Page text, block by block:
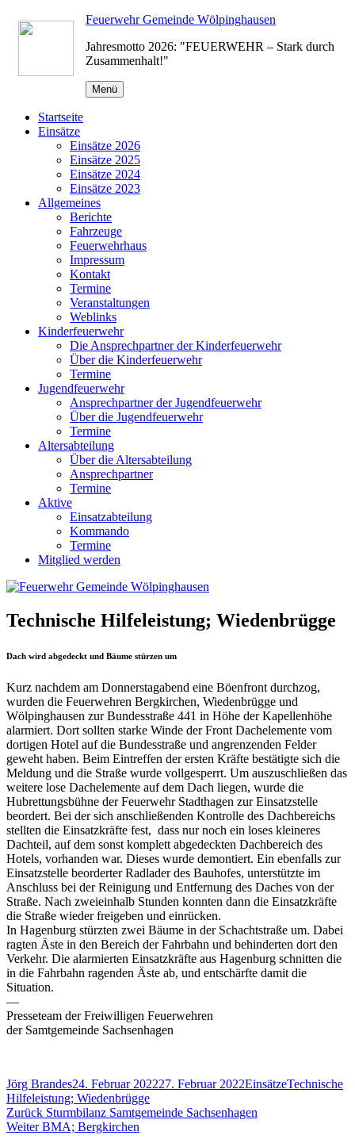
Zum
Inhalt
Feuerwehr Gemeinde Wölpinghausen
Jahresmotto 2026: "FEUERWEHR – Stark durch
Zusammenhalt!"
Menü
Startseite
Einsätze
Einsätze 2026
Einsätze 2025
Einsätze 2024
Einsätze 2023
Allgemeines
Berichte
Fahrzeuge
Feuerwehrhaus
Impressum
Kontakt
Termine
Veranstaltungen
Weblinks
Kinderfeuerwehr
Die Ansprechpartner der Kinderfeuerwehr
Über die Kinderfeuerwehr
Termine
Jugendfeuerwehr
Ansprechpartner der Jugendfeuerwehr
Über die Jugendfeuerwehr
Termine
Altersabteilung
Über die Altersabteilung
Ansprechpartner
Termine
Aktive
Einsatzabteilung
Kommando
Termine
Mitglied werden
Technische Hilfeleistung; Wiedenbrügge
Dach wird abgedeckt und Bäume stürzen um
Kurz nachdem am Donnerstagabend eine Böenfront durchzog,
wurden die Feuerwehren Bergkirchen, Wiedenbrügge und
Wölpinghausen zur Bundesstraße 441 in Höhe der Kapellenhöhe
alarmiert. Dort sollten starke Winde der Front Dachelemente vom
dortigen Hotel auf die Bundesstraße und angrenzenden Felder
geweht haben. Beim Eintreffen der ersten Kräfte bestätigte sich die
Meldung und die Straße wurde vollgesperrt. Um auszuschließen das
weitere lose Dachelemente auf dem Dach liegen, wurde die
Hubrettungsbühne der Feuerwehr Stadthagen zur Einsatzstelle
beordert. Bei der sich anschließenden Kontrolle des Dachbereichs
stellten die Einsatzkräfte fest, dass nur noch ein loses kleineres
Dachteil, auf dem sonst komplett abgedeckten Dachbereich des
Hotels, vorhanden war. Dieses wurde demontiert. Ein ebenfalls zur
Einsatzstelle beorderter Radlader des Bauhofes, unterstützte im
Anschluss bei der Reinigung und Entfernung des Daches von der
Straße. Nach zweieinhalb Stunden konnten dann die Einsatzkräfte
die Straße wieder freigeben und einrücken.
In Hagenburg stürzten zwei Bäume in der Schachtstraße um. Dabei
ragten Äste in den Bereich der Fahrbahn und behinderten dort den
Verkehr. Die alarmierten Einsatzkräfte aus Hagenburg schnitten die
in die Fahrbahn ragenden Äste ab, und entschärfte damit die
Situation.
—
Presseteam der Freiwilligen Feuerwehren
der Samtgemeinde Sachsenhagen
Autor
Jörg BrandesVeröffentlicht
am
24. Februar 202227. Februar 2022Kategorien
EinsätzeSchlagwörter
Technische
Hilfeleistung; Wiedenbrügge
Beitragsnavigation
Zurück Vorheriger
Beitrag:
Sturmbilanz Samtgemeinde Sachsenhagen
Weiter Nächster
BMA; Bergkirchen